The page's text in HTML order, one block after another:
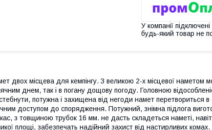
У компанії
будь-який товар не
двох місцева для кемпінгу. З великою 2-х місцевої
днем, так і в погану дощову погоду. Головною
потужна і захищена від негоди намет перетвориться
доступом до спорядження. Потужний, знімна підлога
з товщиною трубок 16 мм. не дасть складеться наметі,
площі, забезпечать надійний захист від настирливих